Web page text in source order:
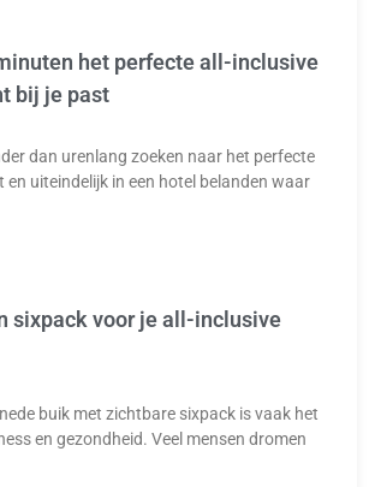
het perfecte all-inclusive
bij je past
dan urenlang zoeken naar het perfecte
en uiteindelijk in een hotel belanden waar
sixpack voor je all-inclusive
buik met zichtbare sixpack is vaak het
en gezondheid. Veel mensen dromen